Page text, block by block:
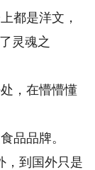
都是洋文，
灵魂之
，在懵懵懂
品品牌。
到国外只是